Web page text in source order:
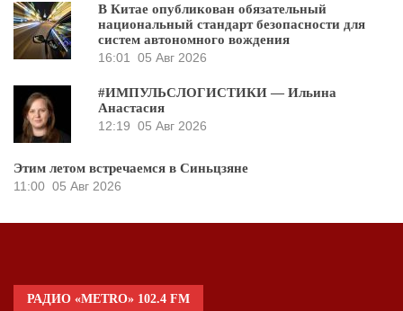
В Китае опубликован обязательный
национальный стандарт безопасности для
систем автономного вождения
16:01
05 Авг 2026
#ИМПУЛЬСЛОГИСТИКИ — Ильина
Анастасия
12:19 05 Авг 2026
Этим летом встречаемся в Синьцзяне
11:00 05 Авг 2026
РАДИО «METRO» 102.4 FM